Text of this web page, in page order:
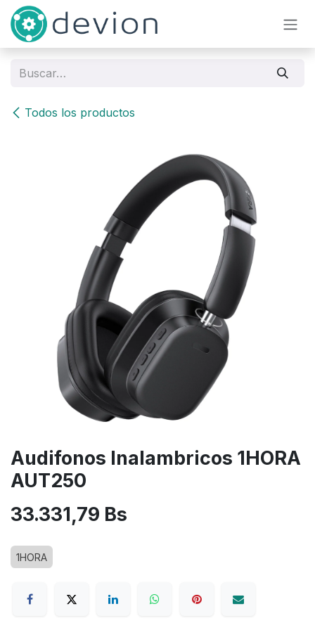
Ir al contenido
Todos los productos
Audifonos Inalambricos 1HORA
AUT250
33.331,79 Bs
1HORA